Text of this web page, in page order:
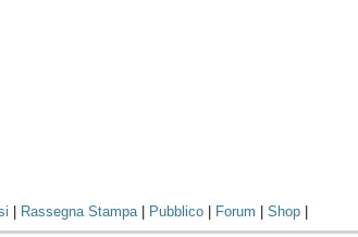
Rassegna Stampa| Pubblico Forum |Shop